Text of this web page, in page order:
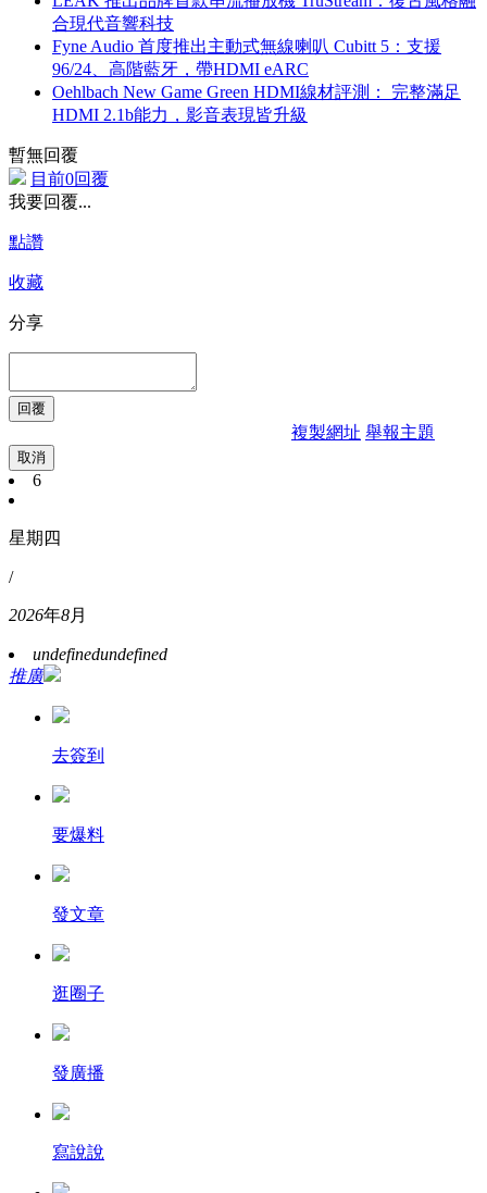
合現代音響科技
Fyne Audio 首度推出主動式無線喇叭 Cubitt 5：支援
96/24、高階藍牙，帶HDMI eARC
Oehlbach New Game Green HDMI線材評測： 完整滿足
HDMI 2.1b能力，影音表現皆升級
暫無回覆
目前0回覆
我要回覆...
點讚
收藏
分享
複製網址 舉報主題
取消
6
星期四
/
2026年8月
undefinedundefined
推廣
去簽到
要爆料
發文章
逛圈子
發廣播
寫說說